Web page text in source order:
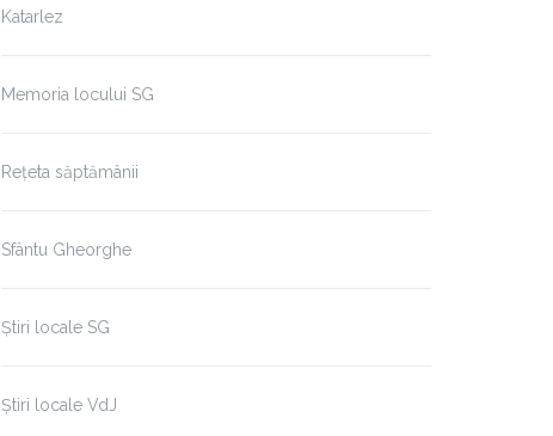
Katarlez
Memoria locului SG
Rețeta săptămânii
Sfântu Gheorghe
Știri locale SG
Știri locale VdJ